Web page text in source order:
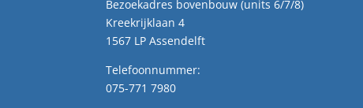
Bezoekadres bovenbouw (units 6/7/8)
Kreekrijklaan 4
1567 LP Assendelft
Telefoonnummer:
075-771 7980